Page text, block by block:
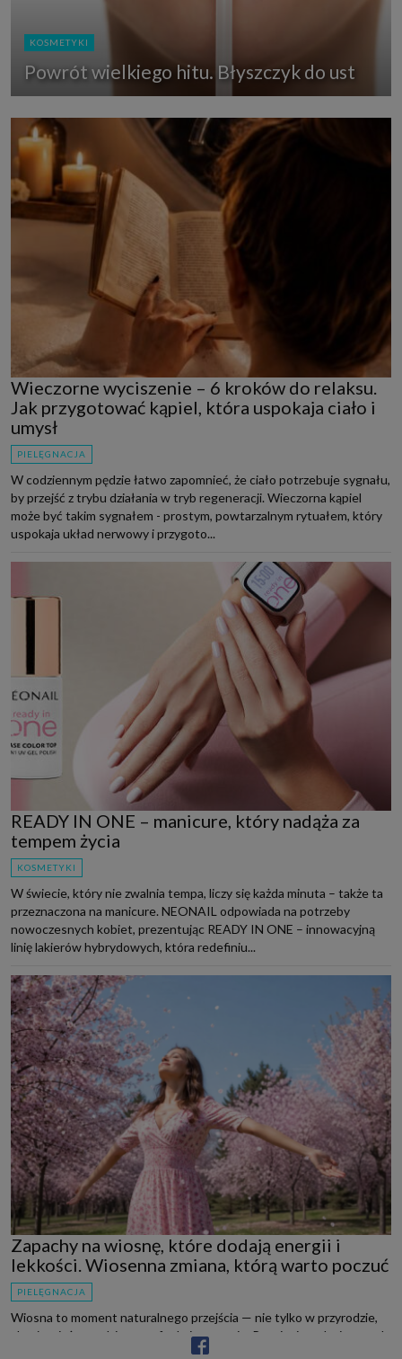
KOSMETYKI
Powrót wielkiego hitu. Błyszczyk do ust
Wieczorne wyciszenie – 6 kroków do relaksu.
Jak przygotować kąpiel, która uspokaja ciało i
umysł
PIELĘGNACJA
W codziennym pędzie łatwo zapomnieć, że ciało potrzebuje sygnału,
by przejść z trybu działania w tryb regeneracji. Wieczorna kąpiel
może być takim sygnałem - prostym, powtarzalnym rytuałem, który
uspokaja układ nerwowy i przygoto...
READY IN ONE – manicure, który nadąża za
tempem życia
KOSMETYKI
W świecie, który nie zwalnia tempa, liczy się każda minuta – także ta
przeznaczona na manicure. NEONAIL odpowiada na potrzeby
nowoczesnych kobiet, prezentując READY IN ONE – innowacyjną
linię lakierów hybrydowych, która redefiniu...
Zapachy na wiosnę, które dodają energii i
lekkości. Wiosenna zmiana, którą warto poczuć
PIELĘGNACJA
Wiosna to moment naturalnego przejścia — nie tylko w przyrodzie,
ale również w codziennym funkcjonowaniu. Po miesiącach zimowych,
które sprzyjają wyciszeniu, spowolnieniu i potrzebie otulenia,